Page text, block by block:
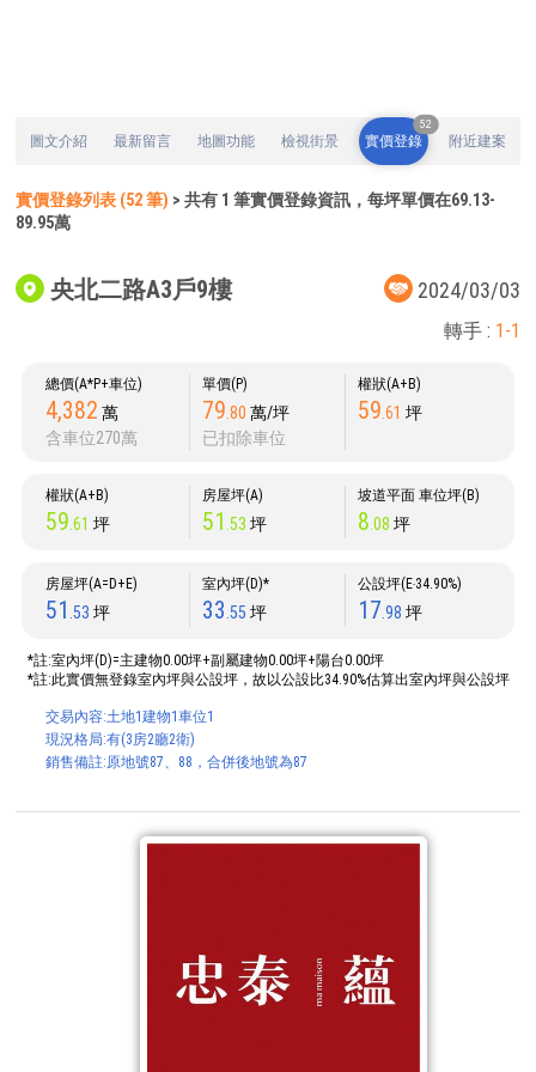
圖文介紹 最新留言 地圖功能 檢視街景 實價登錄
52
附近建案
實價登錄列表 (52 筆) > 共有 1 筆實價登錄資訊，每坪單價在69.13-
89.95萬
央北二路A3戶9樓 2024/03/03
轉手 : 1-1
總價(A*P+車位)
4,382 萬
含車位270萬
單價(P)
79 .80 萬/坪
已扣除車位
權狀(A+B)
59 .61 坪
權狀(A+B)
59 .61 坪
房屋坪(A)
51 .53 坪
坡道平面 車位坪(B)
8 .08 坪
房屋坪(A=D+E)
51 .53 坪
室內坪(D)*
33 .55 坪
公設坪(E‧34.90%)
17 .98 坪
*註:室內坪(D)=主建物0.00坪+副屬建物0.00坪+陽台0.00坪
*註:此實價無登錄室內坪與公設坪，故以公設比34.90%估算出室內坪與公設坪
交易內容:土地1建物1車位1
現況格局:有(3房2廳2衛)
銷售備註:原地號87、88，合併後地號為87